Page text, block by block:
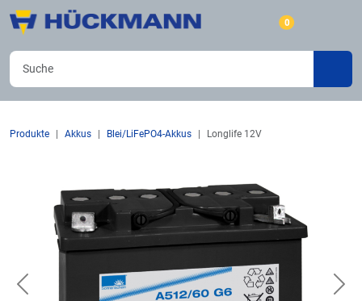
0
Produkte Akkus Blei/LiFePO4-Akkus Longlife 12V
Previous